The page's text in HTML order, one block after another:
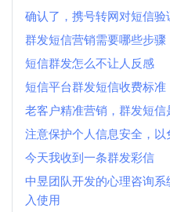
确认了，携号转网对短信
群发短信营销需要哪些步骤
短信群发怎么不让人反感
短信平台群发短信收费标准
老客户精准营销，群发短信
注意保护个人信息安全，
今天我收到一条群发彩信
中昱团队开发的心理咨询
入使用